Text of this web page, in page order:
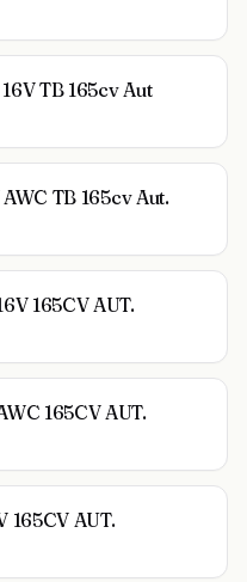
TB 165cv Aut
TB 165cv Aut.
165CV AUT.
165CV AUT.
165CV AUT.